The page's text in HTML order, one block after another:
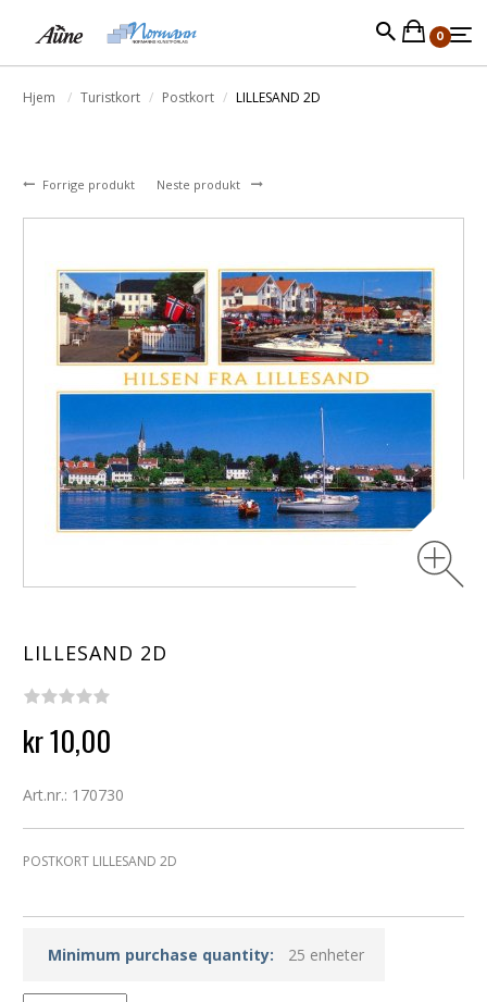
0
Hjem Turistkort Postkort LILLESAND 2D
Forrige produkt Neste produkt
LILLESAND 2D
kr 10,00
Art.nr.: 170730
POSTKORT LILLESAND 2D
Minimum purchase quantity: 25 enheter